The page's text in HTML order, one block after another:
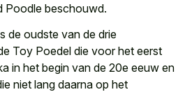
Poodle beschouwd.
de oudste van de drie
Toy Poedel die voor het eerst
in het begin van de 20e eeuw en
niet lang daarna op het